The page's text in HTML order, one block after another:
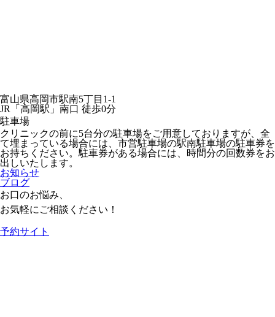
富山県高岡市駅南5丁目1-1
JR「高岡駅」南口 徒歩0分
駐車場
クリニックの前に5台分の駐車場をご用意しておりますが、全
て埋まっている場合には、市営駐車場の駅南駐車場の駐車券を
お持ちください。駐車券がある場合には、時間分の回数券をお
出しいたします。
お知らせ
ブログ
お口のお悩み、
お気軽にご相談ください！
予約サイト